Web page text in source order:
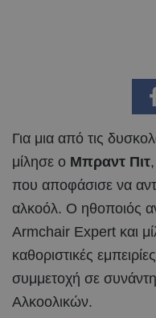
Για μια από τις
μίλησε ο Μπραντ Πιτ
που αποφάσισε να
αλκοόλ. Ο ηθοποιός
Armchair Expert και
καθοριστικές
συμμετοχή σε
Αλκοολικών.